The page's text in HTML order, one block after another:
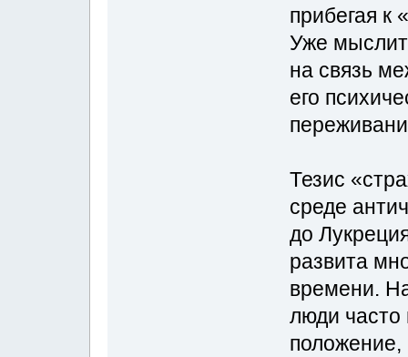
прибегая к
Уже
на связь
его
Тезис
среде
до
развита
времени.
люди часто
положение,